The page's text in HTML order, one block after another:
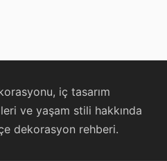
iç tasarım
ve yaşam stili hakkında
dekorasyon rehberi.